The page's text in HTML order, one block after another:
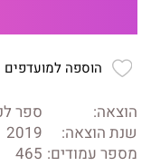
הוספה למועדפים
הוצאה:
ספר
שנת הוצאה:
2019
מספר עמודים: 465